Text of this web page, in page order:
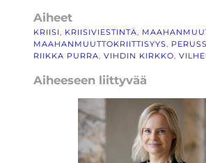
Aiheet
KRIISI, KRIISIVIESTINTÄ,
MAAHANMUUTTOKRIITTISYYS,
RIIKKA PURRA, VIHDIN KIRKKO,
Aiheeseen liittyvää